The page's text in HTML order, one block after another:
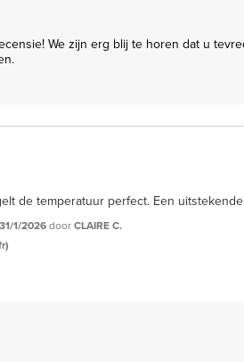
de temperatuur perfect. Een
31/1/2026doorCLAIRE C.